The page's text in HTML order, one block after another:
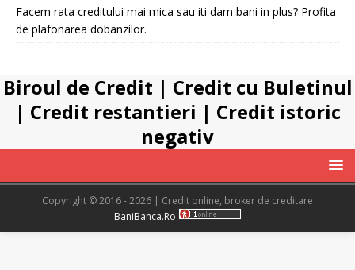
Facem rata creditului mai mica sau iti dam bani in plus? Profita
de plafonarea dobanzilor.
Biroul de Credit | Credit cu Buletinul
| Credit restantieri | Credit istoric
negativ
Copyright © 2016 - 2026 | Credit online, broker de creditare
BaniBanca.Ro